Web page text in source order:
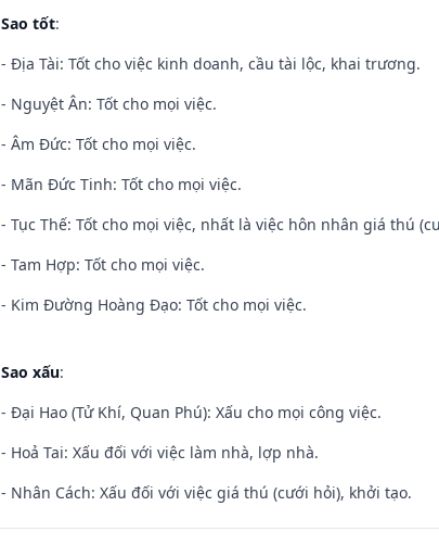
Sao tốt:
- Địa Tài: Tốt cho việc kinh doanh, cầu tài lộc, khai trương.
- Nguyệt Ân: Tốt cho mọi việc.
- Âm Đức: Tốt cho mọi việc.
- Mãn Đức Tinh: Tốt cho mọi việc.
- Tục Thế: Tốt cho mọi việc, nhất là việc hôn nhân giá thú
- Tam Hợp: Tốt cho mọi việc.
- Kim Đường Hoàng Đạo: Tốt cho mọi việc.
Sao xấu:
- Đại Hao (Tử Khí, Quan Phú): Xấu cho mọi công việc.
- Hoả Tai: Xấu đối với việc làm nhà, lợp nhà.
- Nhân Cách: Xấu đối với việc giá thú (cưới hỏi), khởi tạo.